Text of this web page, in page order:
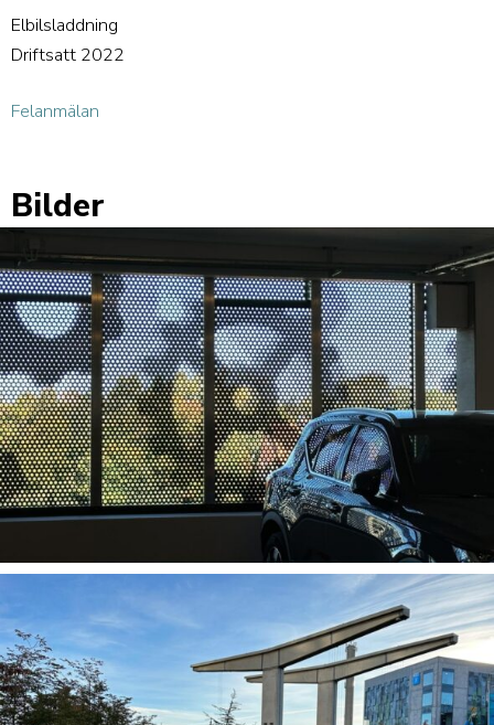
Elbilsladdning
Driftsatt 2022
Felanmälan
Bilder